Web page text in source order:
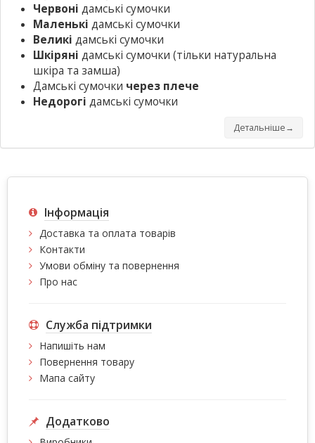
Червоні дамські сумочки
Маленькі дамські сумочки
Великі дамські сумочки
Шкіряні дамські сумочки (тільки натуральна
шкіра та замша)
Дамські сумочки через плече
Недорогі дамські сумочки
Детальніше→
Інформація
Доставка та оплата товарів
Контакти
Умови обміну та повернення
Про нас
Служба підтримки
Напишіть нам
Повернення товару
Мапа сайту
Додатково